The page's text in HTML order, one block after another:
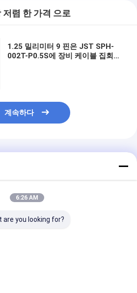
저렴 한 가격 으로
1.25 밀리미터 9 핀은 JST SPH-
002T-P0.5S에 장비 케이블 집회
계속하다
6:26 AM
are you looking for?